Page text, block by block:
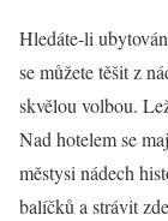
Hledáte-li
se můžete těšit z
skvělou volbou.
Nad hotelem se
městysi nádech
balíčků a strávit